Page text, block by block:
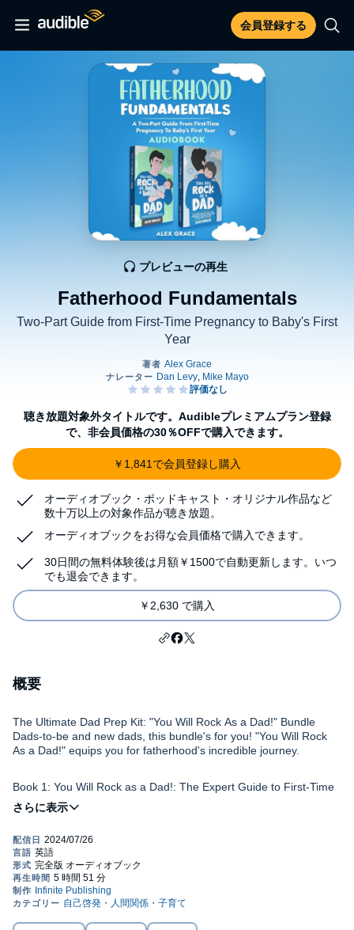
会員登録する
Fatherhood Fundamentals
Two-Part Guide from First-Time Pregnancy to Baby's First
Year
プレビューの再生
聴き放題対象外タイトルです。Audibleプレミアムプラン登録
で、非会員価格の30％OFFで購入できます。
￥1,841で会員登録し購入
オーディオブック・ポッドキャスト・オリジナル作品など
数十万以上の対象作品が聴き放題。
オーディオブックをお得な会員価格で購入できます。
30日間の無料体験後は月額￥1500で自動更新します。いつ
でも退会できます。
￥2,630 で購入
概要
The Ultimate Dad Prep Kit: "You Will Rock As a Dad!" Bundle
Dads-to-be and new dads, this bundle's for you! "You Will Rock
As a Dad!" equips you for fatherhood's incredible journey.
Book 1: You Will Rock as a Dad!: The Expert Guide to First-Time
Pregnancy and Everything New Fathers Need to Know!
Learn about:
Trimester changes
Supporting your partner